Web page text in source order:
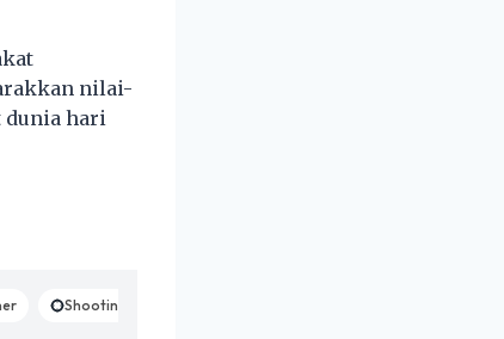
nilai-
dunia hari